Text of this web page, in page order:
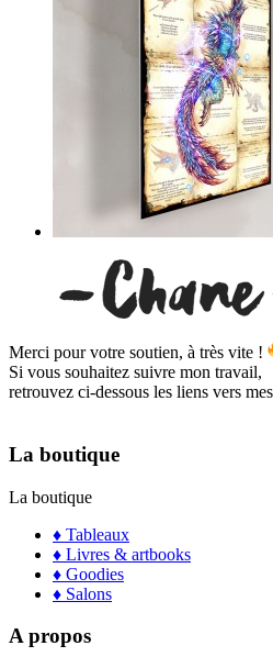
Merci pour votre soutien, à très vite !
Si vous souhaitez suivre mon travail,
retrouvez ci-dessous les liens vers
La boutique
La boutique
♦ Tableaux
♦ Livres & artbooks
♦ Goodies
♦ Salons
A propos